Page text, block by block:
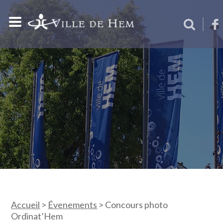
Accueil > Évenements > Concours photo
Ordinat’Hem